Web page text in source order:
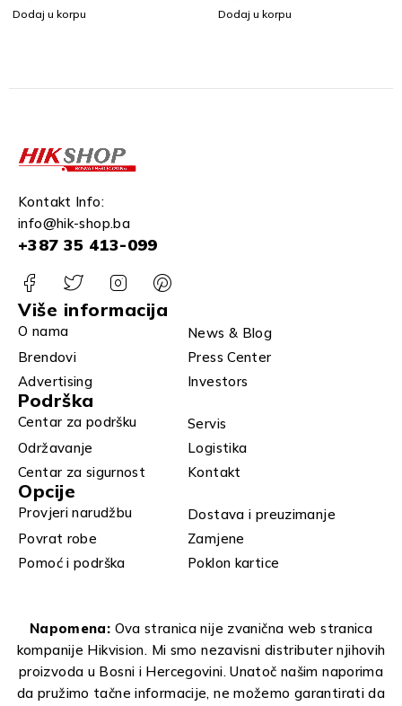
korpu Dodaj u korpu
Kontakt Info:
info@hik-shop.ba
+387 35 413-099
Više informacija
O nama
News & Blog
Brendovi
Press Center
Advertising
Investors
Podrška
Centar za podršku
Servis
Održavanje
Logistika
Centar za sigurnost
Kontakt
Opcije
Provjeri narudžbu
Dostava i preuzimanje
Povrat robe
Zamjene
Pomoć i podrška
Poklon kartice
Napomena: Ova stranica nije zvanična web stranica
kompanije Hikvision. Mi smo nezavisni distributer njihovih
proizvoda u Bosni i Hercegovini. Unatoč našim naporima
da pružimo tačne informacije, ne možemo garantirati da